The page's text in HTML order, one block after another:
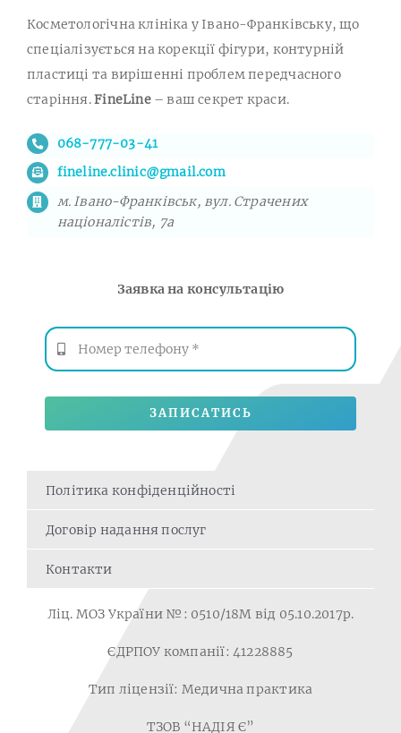
Косметологічна клініка у Івано-Франківську, що
спеціалізується на корекції фігури, контурній
пластиці та вирішенні проблем передчасного
старіння.FineLine– ваш секрет краси.
068-777-03-41
fineline.clinic@gmail.com
м. Івано-Франківськ, вул. Страчених
націоналістів, 7а
Заявка на консультацію
ЗАПИСАТИСЬ
Політика конфіденційності
Договір надання послуг
Контакти
Ліц. МОЗ України №: 0510/18M від 05.10.2017р.
ЄДРПОУ компанії: 41228885
Тип ліцензії: Медична практика
ТЗОВ “НАДІЯ Є”